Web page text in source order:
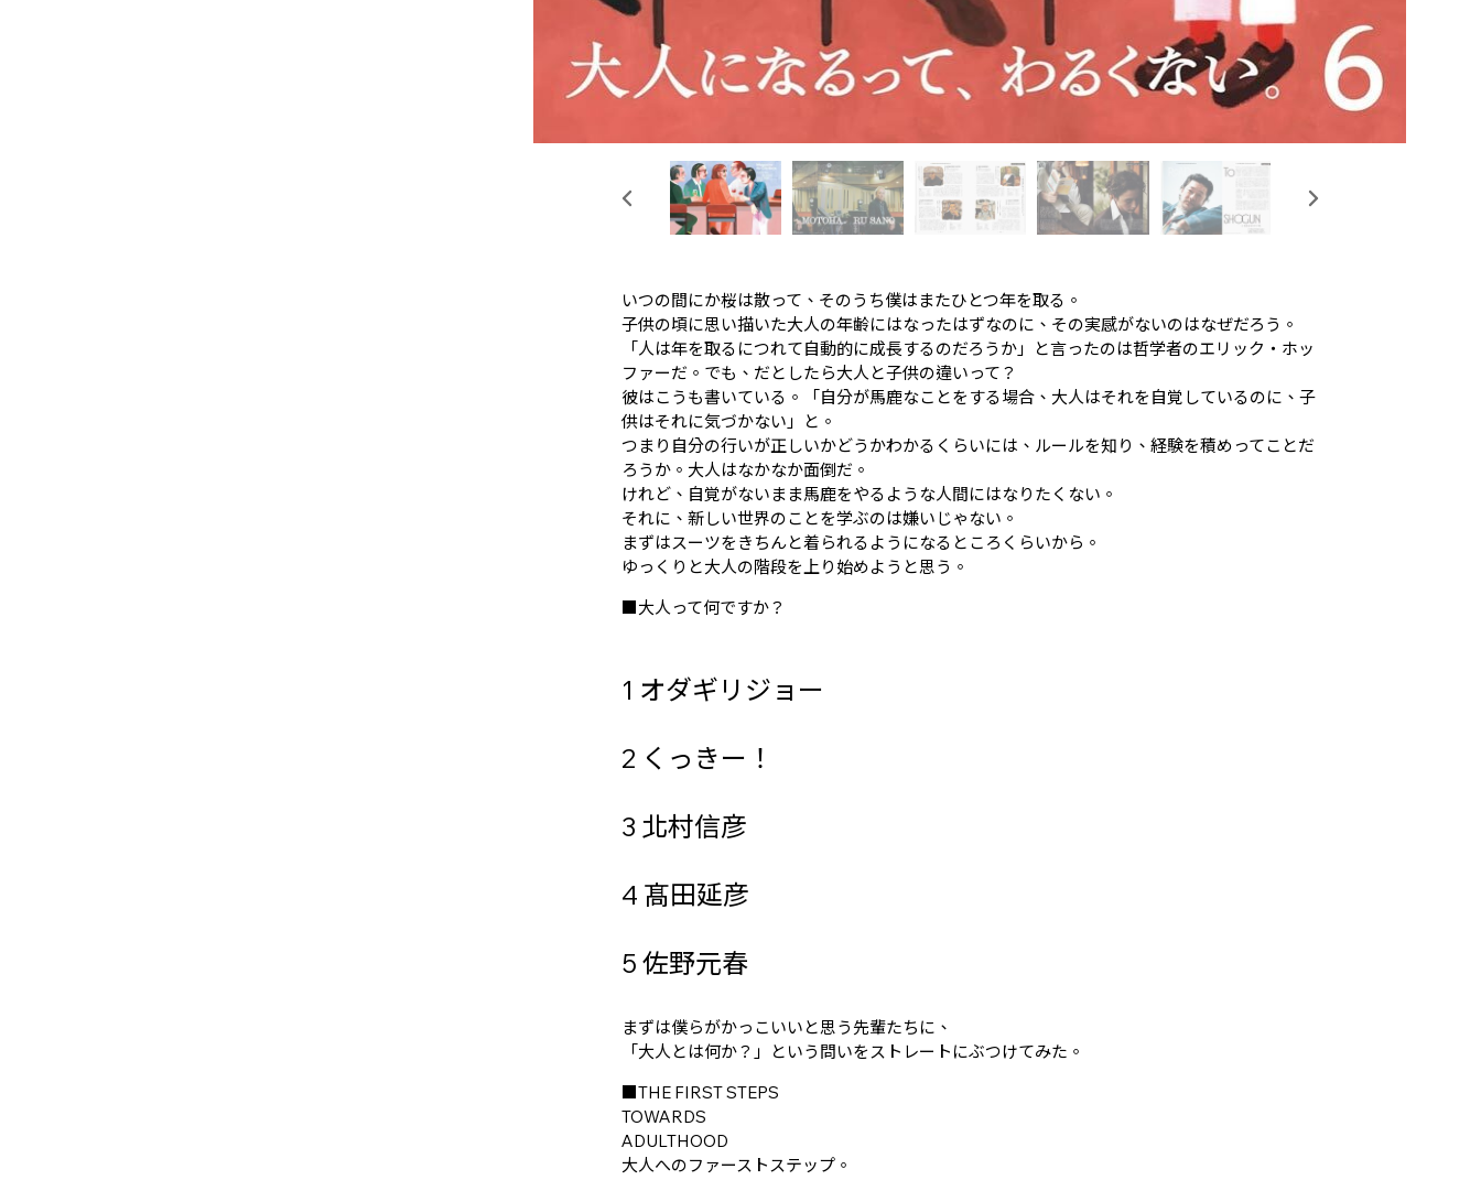
いつの間にか桜は散って、そのうち僕はまたひとつ年を取る。
子供の頃に思い描いた大人の年齢にはなったはずなのに、その実感がないのはなぜだろう。
「人は年を取るにつれて自動的に成長するのだろうか」と言ったのは哲学者のエリック・ホッ
ファーだ。でも、だとしたら大人と子供の違いって？
彼はこうも書いている。「自分が馬鹿なことをする場合、大人はそれを自覚しているのに、子
供はそれに気づかない」と。
つまり自分の行いが正しいかどうかわかるくらいには、ルールを知り、経験を積めってことだ
ろうか。大人はなかなか面倒だ。
けれど、自覚がないまま馬鹿をやるような人間にはなりたくない。
それに、新しい世界のことを学ぶのは嫌いじゃない。
まずはスーツをきちんと着られるようになるところくらいから。
ゆっくりと大人の階段を上り始めようと思う。
■大人って何ですか？
1 オダギリジョー
2 くっきー！
3 北村信彦
4 髙田延彦
5 佐野元春
まずは僕らがかっこいいと思う先輩たちに、
「大人とは何か？」という問いをストレートにぶつけてみた。
■THE FIRST STEPS
TOWARDS
ADULTHOOD
大人へのファーストステップ。